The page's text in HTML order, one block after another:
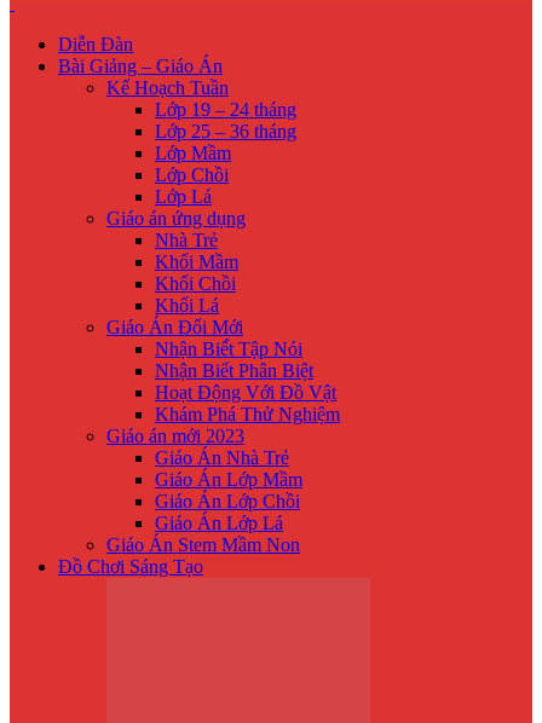
Diễn Đàn
Bài Giảng – Giáo Án
Kế Hoạch Tuần
Lớp 19 – 24 tháng
Lớp 25 – 36 tháng
Lớp Mầm
Lớp Chồi
Lớp Lá
Giáo án ứng dụng
Nhà Trẻ
Khối Mầm
Khối Chồi
Khối Lá
Giáo Án Đổi Mới
Nhận Biế́t Tập Nói
Nhận Biết Phân Biệt
Hoạt Động Với Đồ Vật
Khám Phá Thử Nghiệm
Giáo án mới 2023
Giáo Án Nhà Trẻ
Giáo Án Lớp Mầm
Giáo Án Lớp Chồi
Giáo Án Lớp Lá
Giáo Án Stem Mầm Non
Đồ Chơi Sáng Tạo